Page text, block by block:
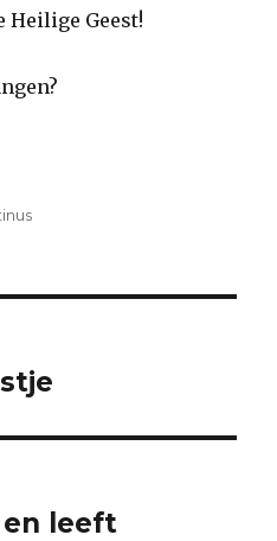
Heilige Geest!
leeft